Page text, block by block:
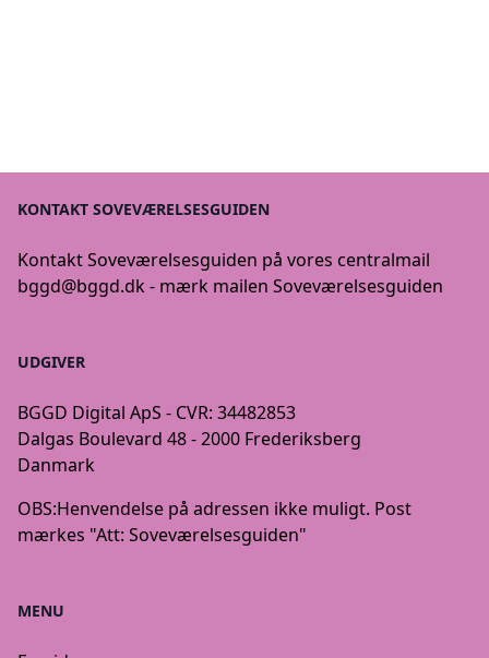
KONTAKT SOVEVÆRELSESGUIDEN
Kontakt Soveværelsesguiden på vores centralmail
bggd@bggd.dk- mærk mailen Soveværelsesguiden
UDGIVER
BGGD Digital ApS - CVR: 34482853
Dalgas Boulevard 48 - 2000 Frederiksberg
Danmark
OBS:Henvendelse på adressen ikke muligt. Post
mærkes "Att: Soveværelsesguiden"
MENU